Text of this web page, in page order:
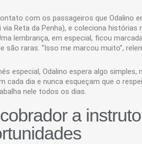
com os passageiros que Odalino
via Reta da Penha), e coleciona
lembrança, em especial, ficou
são raras. “Isso me marcou muito”,
especial, Odalino espera algo
cada dia e nunca esqueçam que o
nele todos os dias.
a